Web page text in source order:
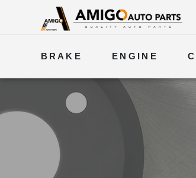
BRAKE ENGINE
ELECTRICAL